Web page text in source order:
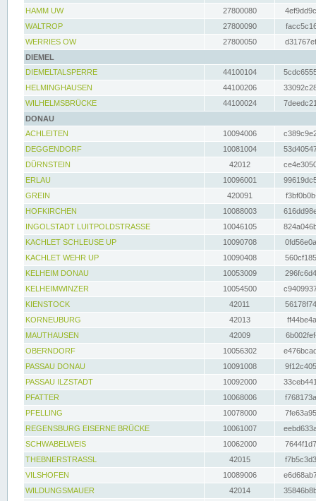
HAMM UW
27800080
WALTROP
27800090
WERRIES OW
27800050
DIEMEL
DIEMELTALSPERRE
44100104
HELMINGHAUSEN
44100206
WILHELMSBRÜCKE
44100024
DONAU
ACHLEITEN
10094006
DEGGENDORF
10081004
DÜRNSTEIN
42012
ERLAU
10096001
GREIN
420091
HOFKIRCHEN
10088003
INGOLSTADT LUITPOLDSTRASSE
10046105
KACHLET SCHLEUSE UP
10090708
KACHLET WEHR UP
10090408
KELHEIM DONAU
10053009
KELHEIMWINZER
10054500
KIENSTOCK
42011
KORNEUBURG
42013
MAUTHAUSEN
42009
OBERNDORF
10056302
PASSAU DONAU
10091008
PASSAU ILZSTADT
10092000
PFATTER
10068006
PFELLING
10078000
REGENSBURG EISERNE BRÜCKE
10061007
SCHWABELWEIS
10062000
THEBNERSTRASSL
42015
VILSHOFEN
10089006
WILDUNGSMAUER
42014